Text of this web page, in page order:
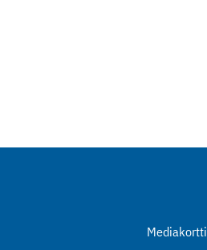
Mediakortti